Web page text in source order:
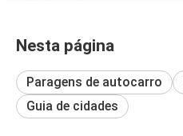
Nesta página
Paragens de autocarro
Guia de cidades